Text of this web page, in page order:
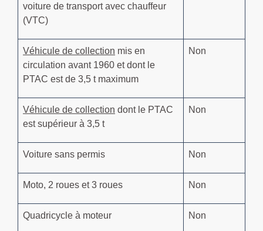
voiture de transport avec chauffeur
(VTC)
Véhicule de collection mis en
circulation avant 1960 et dont le
PTAC est de 3,5 t maximum
Non
Véhicule de collection dont le PTAC
est supérieur à 3,5 t
Non
Voiture sans permis Non
Moto, 2 roues et 3 roues Non
Quadricycle à moteur Non